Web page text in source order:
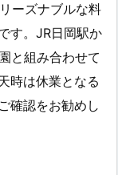
ーズナブルな料
す。JR日岡駅か
と組み合わせて
時は休業となる
確認をお勧めし